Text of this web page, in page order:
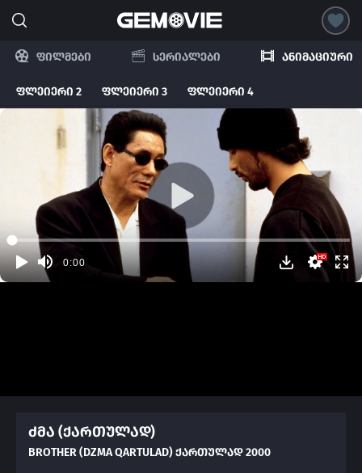
ფილმები სერიალები ანიმაციური
ფლეიერი 2 ფლეიერი 3 ფლეიერი 4
ძმა (ქართულად)
BROTHER (DZMA QARTULAD) ᲥᲐᲠᲗᲣᲚᲐᲓ 2000